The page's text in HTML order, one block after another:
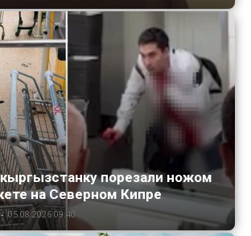
порезали ножом
на Северном Кипре
- 05.08.2026 09:40